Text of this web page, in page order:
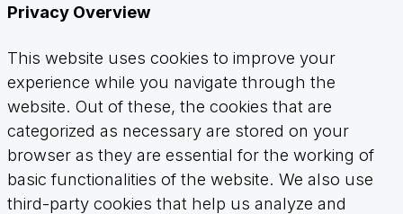
Privacy Overview
This website uses cookies to improve your
experience while you navigate through the
website. Out of these, the cookies that are
categorized as necessary are stored on your
browser as they are essential for the working of
basic functionalities of the website. We also use
third-party cookies that help us analyze and